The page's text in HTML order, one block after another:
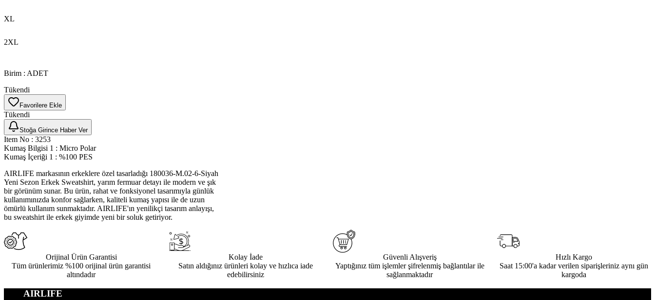
XL
2XL
Birim : ADET
Tükendi
Favorilere Ekle
Tükendi
Stoğa Girince Haber Ver
Item No : 3253
Kumaş Bilgisi 1 : Micro Polar
Kumaş İçeriği 1 : %100 PES
AIRLIFE markasının erkeklere özel tasarladığı 180036-M.02-6-Siyah
Yeni Sezon Erkek Sweatshirt, yarım fermuar detayı ile modern ve şık
bir görünüm sunar. Bu ürün, rahat ve fonksiyonel tasarımıyla günlük
kullanımınızda konfor sağlarken, kaliteli kumaş yapısı ile de uzun
ömürlü kullanım sunmaktadır. AIRLIFE'ın yenilikçi tasarım anlayışı,
bu sweatshirt ile erkek giyimde yeni bir soluk getiriyor.
Orijinal Ürün Garantisi
Tüm ürünlerimiz %100 orijinal ürün garantisi
altındadır
Kolay İade
Satın aldığınız ürünleri kolay ve hızlıca iade
edebilirsiniz
Güvenli Alışveriş
Yaptığınız tüm işlemler şifrelenmiş bağlantılar ile
sağlanmaktadır
Hızlı Kargo
Saat 15:00'a kadar verilen siparişleriniz aynı gün
kargoda
AIRLIFE